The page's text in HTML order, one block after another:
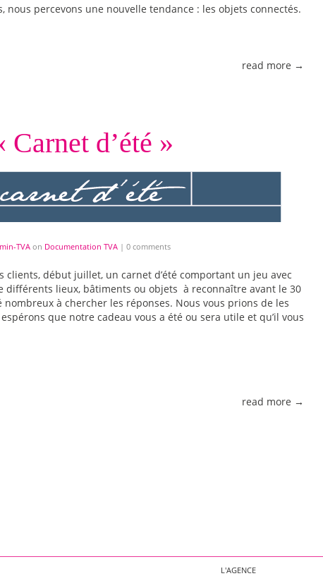
nous percevons une nouvelle tendance : les objets connectés.
read more →
Carnet d’été »
TVA on Documentation TVA | 0 comments
clients, début juillet, un carnet d’été comportant un jeu avec
différents lieux, bâtiments ou objets à reconnaître avant le 30
nombreux à chercher les réponses. Nous vous prions de les
que notre cadeau vous a été ou sera utile et qu’il vous
read more →
L'AGENCE